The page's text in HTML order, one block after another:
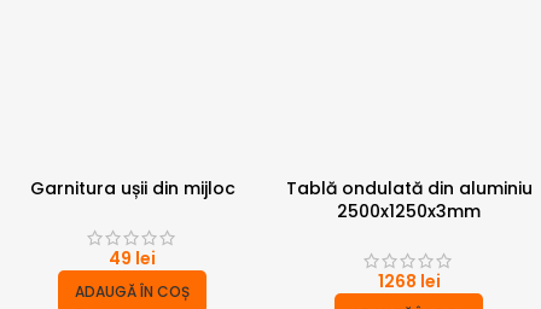
Garnitura ușii din mijloc
49 lei
ADAUGĂ ÎN COȘ
Tablă ondulată din aluminiu
2500x1250x3mm
1268 lei